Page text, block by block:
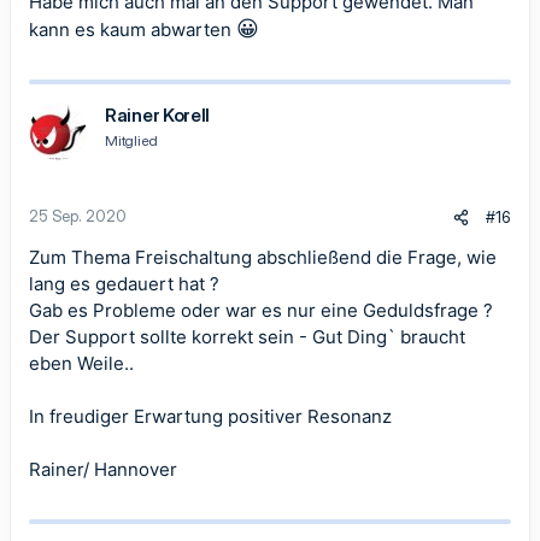
kann es kaum abwarten 😀
Rainer Korell
Mitglied
25 Sep. 2020 #16
Zum Thema Freischaltung abschließend die Frage, wie
lang es gedauert hat ?
Gab es Probleme oder war es nur eine Geduldsfrage ?
Der Support sollte korrekt sein - Gut Ding` braucht
eben Weile..
In freudiger Erwartung positiver Resonanz
Rainer/ Hannover